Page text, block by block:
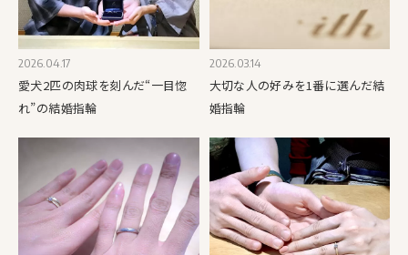
2026.04.17
愛犬2匹の肉球を刻んだ“一目惚
れ”の結婚指輪
2026.03.14
大切な人の好みを1番に選んだ結
婚指輪